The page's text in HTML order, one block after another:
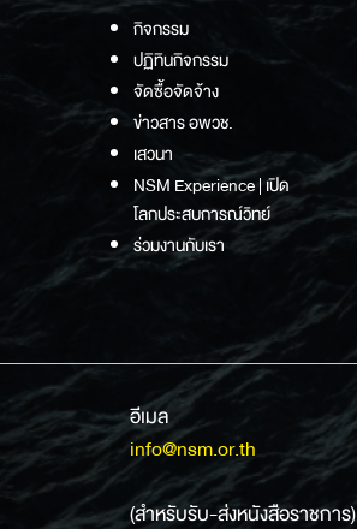
กิจกรรม
ปฏิทินกิจกรรม
จัดซื้อจัดจ้าง
ข่าวสาร อพวช.
เสวนา
NSM Experience | เปิด
โลกประสบการณ์วิทย์
ร่วมงานกับเรา
อีเมล
info@nsm.or.th
(สำหรับรับ-ส่งหนังสือราชการ)